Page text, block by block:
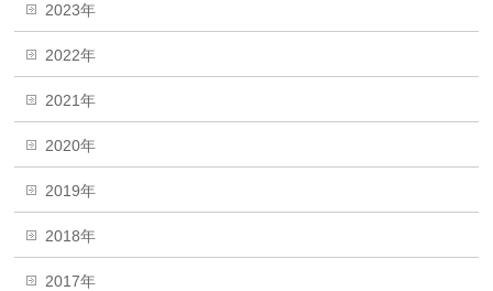
2023年
2022年
2021年
2020年
2019年
2018年
2017年